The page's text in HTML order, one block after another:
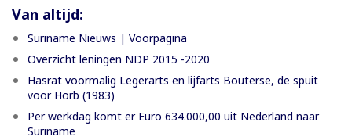
Van altijd:
Suriname Nieuws | Voorpagina
Overzicht leningen NDP 2015 -2020
Hasrat voormalig Legerarts en lijfarts Bouterse, de spuit
voor Horb (1983)
Per werkdag komt er Euro 634.000,00 uit Nederland naar
Suriname